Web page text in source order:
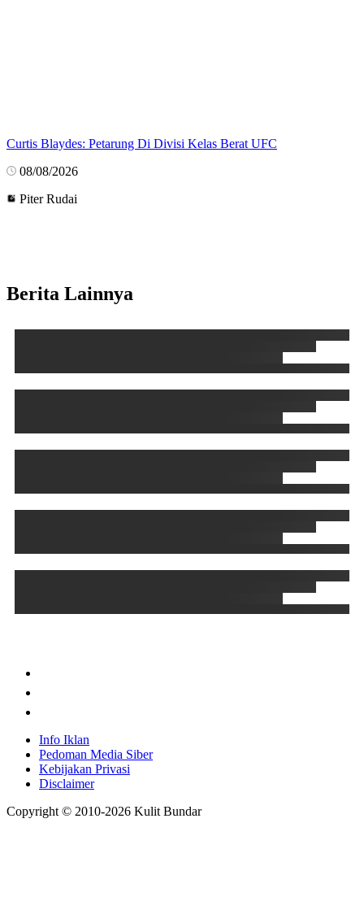
Curtis Blaydes: Petarung Di Divisi Kelas Berat UFC
08/08/2026
Piter Rudai
Berita Lainnya
Info Iklan
Pedoman Media Siber
Kebijakan Privasi
Disclaimer
Copyright © 2010-2026 Kulit Bundar